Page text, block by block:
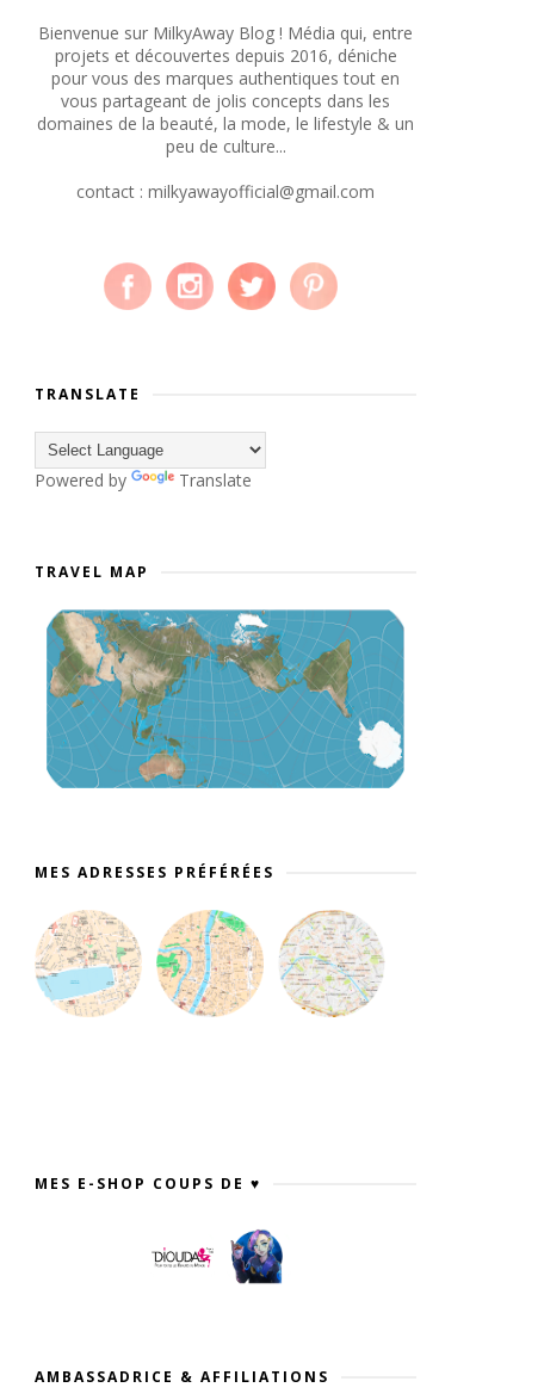
Bienvenue sur MilkyAway Blog ! Média qui, entre
projets et découvertes depuis 2016, déniche
pour vous des marques authentiques tout en
vous partageant de jolis concepts dans les
domaines de la beauté, la mode, le lifestyle & un
peu de culture...
contact : milkyawayofficial@gmail.com
TRANSLATE
Powered by Translate
TRAVEL MAP
MES ADRESSES PRÉFÉRÉES
MES E-SHOP COUPS DE ♥
AMBASSADRICE & AFFILIATIONS